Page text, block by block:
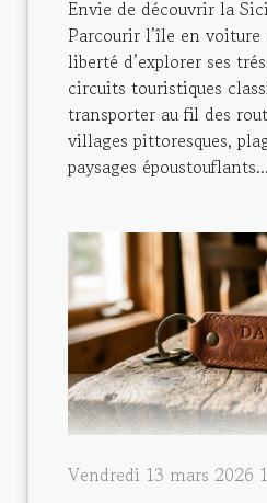
Envie de découvrir la
Parcourir l’île en
liberté d’explorer ses
circuits touristiques
transporter au fil des
villages pittoresques,
paysages époustouflants...
Vendredi 13 mars 2026